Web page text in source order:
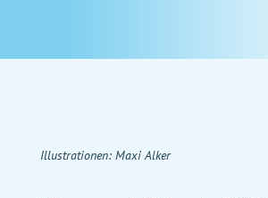
Illustrationen: Maxi Alker